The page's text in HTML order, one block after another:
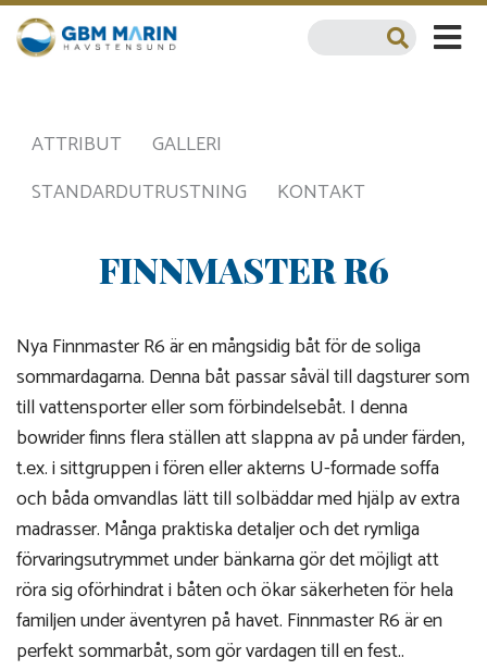
ATTRIBUT
GALLERI
STANDARDUTRUSTNING
KONTAKT
FINNMASTER R6
Nya Finnmaster R6 är en mångsidig båt för de soliga
sommardagarna. Denna båt passar såväl till dagsturer som
till vattensporter eller som förbindelsebåt. I denna
bowrider finns flera ställen att slappna av på under färden,
t.ex. i sittgruppen i fören eller akterns U-formade soffa
och båda omvandlas lätt till solbäddar med hjälp av extra
madrasser. Många praktiska detaljer och det rymliga
förvaringsutrymmet under bänkarna gör det möjligt att
röra sig oförhindrat i båten och ökar säkerheten för hela
familjen under äventyren på havet. Finnmaster R6 är en
perfekt sommarbåt, som gör vardagen till en fest..